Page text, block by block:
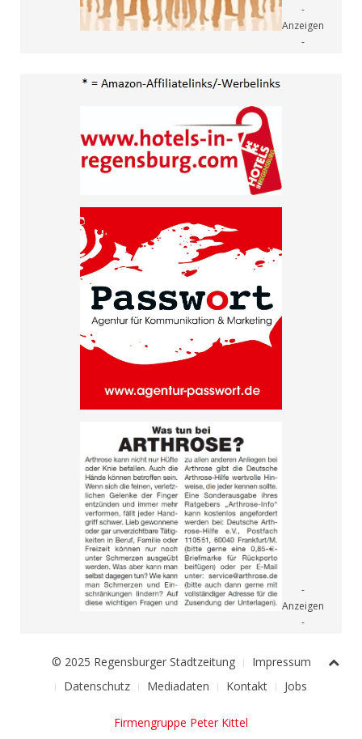
© 2025 Regensburger Stadtzeitung
Impressum
Datenschutz
Mediadaten Kontakt Jobs
Firmengruppe Peter Kittel